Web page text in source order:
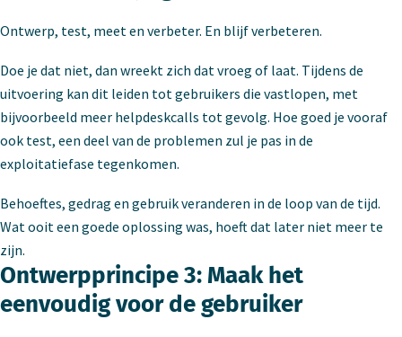
Ontwerp, test, meet en verbeter. En blijf verbeteren.
Doe je dat niet, dan wreekt zich dat vroeg of laat. Tijdens de
uitvoering kan dit leiden tot gebruikers die vastlopen, met
bijvoorbeeld meer helpdeskcalls tot gevolg. Hoe goed je vooraf
ook test, een deel van de problemen zul je pas in de
exploitatiefase tegenkomen.
Behoeftes, gedrag en gebruik veranderen in de loop van de tijd.
Wat ooit een goede oplossing was, hoeft dat later niet meer te
zijn.
Ontwerpprincipe 3: Maak het
eenvoudig voor de gebruiker